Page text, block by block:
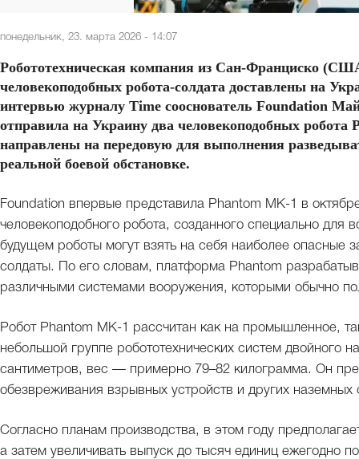
понедельник, 23. марта 2026 - 14:07
Робототехническая компания из Сан-Франциско
человекоподобных робота-солдата доставлены на
интервью журналу Time сооснователь Foundation
отправила на Украину два человекоподобных
направлены на передовую для выполнения
реальной боевой обстановке.
Foundation впервые представила Phantom MK-1 в
человекоподобного робота, созданного специально для
будущем роботы могут взять на себя наиболее опасные
солдаты. По его словам, платформа Phantom
различными системами вооружения, которыми обычно
Робот Phantom MK-1 рассчитан как на промышленное,
небольшой группе робототехнических систем двойного
сантиметров, вес — примерно 79–82 килограмма. Он
обезвреживания взрывных устройств и других
Согласно планам производства, в этом году
а затем увеличивать выпуск до тысяч единиц ежегодно